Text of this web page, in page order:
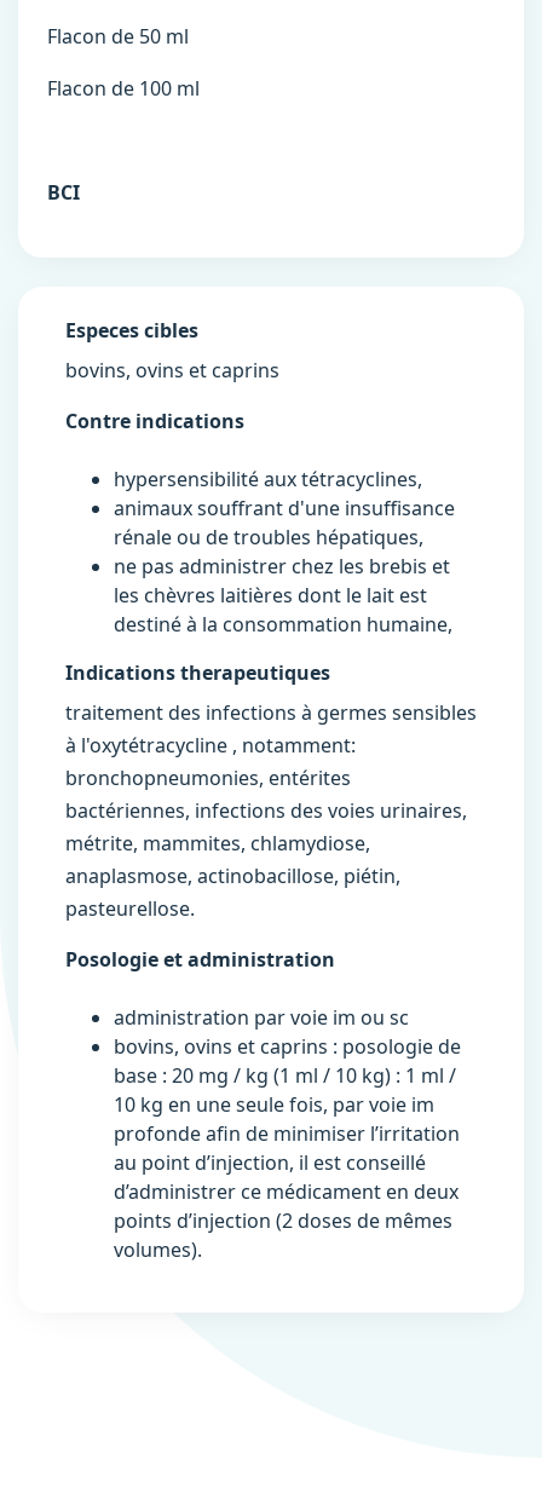
Flacon de 50 ml
Flacon de 100 ml
BCI
Especes cibles
bovins, ovins et caprins
Contre indications
hypersensibilité aux tétracyclines,
animaux souffrant d'une insuffisance
rénale ou de troubles hépatiques,
ne pas administrer chez les brebis et
les chèvres laitières dont le lait est
destiné à la consommation humaine,
Indications therapeutiques
traitement des infections à germes sensibles
à l'oxytétracycline , notamment:
bronchopneumonies, entérites
bactériennes, infections des voies urinaires,
métrite, mammites, chlamydiose,
anaplasmose, actinobacillose, piétin,
pasteurellose.
Posologie et administration
administration par voie im ou sc
bovins, ovins et caprins : posologie de
base : 20 mg / kg (1 ml / 10 kg) : 1 ml /
10 kg en une seule fois, par voie im
profonde afin de minimiser l’irritation
au point d’injection, il est conseillé
d’administrer ce médicament en deux
points d’injection (2 doses de mêmes
volumes).